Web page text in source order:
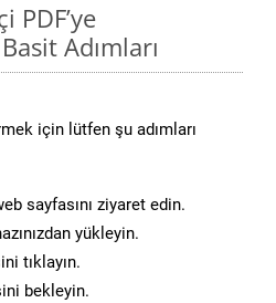
PDF’ye
Adımları
için lütfen şu adımları
sayfasını ziyaret edin.
yükleyin.
tıklayın.
bekleyin.